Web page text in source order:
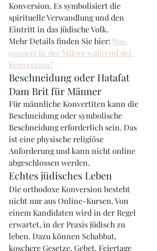
Konversion. Es symbolisiert die
spirituelle Verwandlung und den
Eintritt in das jüdische Volk.
Mehr Details finden Sie hier: Was
passiert in der Mikwe während der
Konversion?
Beschneidung oder Hatafat
Dam Brit für Männer
Für männliche Konvertiten kann die
Beschneidung oder symbolische
Beschneidung erforderlich sein. Das
ist eine physische religiöse
Anforderung und kann nicht online
abgeschlossen werden.
Echtes jüdisches Leben
Die orthodoxe Konversion besteht
nicht nur aus Online-Kursen. Von
einem Kandidaten wird in der Regel
erwartet, in der Praxis jüdisch zu
leben. Dazu können Schabbat,
koschere Gesetze, Gebet, Feiertage